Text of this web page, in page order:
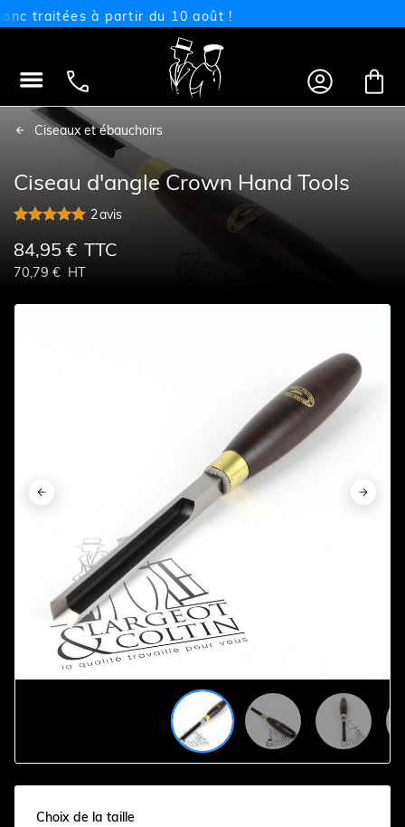
traitées à partir du 10 août !
   
Ciseaux et ébauchoirs
Ciseau d'angle Crown Hand Tools
2avis
84,95 € TTC
70,79 € HT
 
 
 
 
 
Choix de la taille